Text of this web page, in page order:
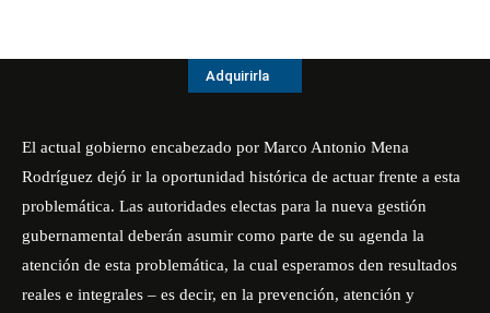
Adquirirla
El actual gobierno encabezado por Marco Antonio Mena
Rodríguez dejó ir la oportunidad histórica de actuar frente a esta
problemática. Las autoridades electas para la nueva gestión
gubernamental deberán asumir como parte de su agenda la
atención de esta problemática, la cual esperamos den resultados
reales e integrales – es decir, en la prevención, atención y